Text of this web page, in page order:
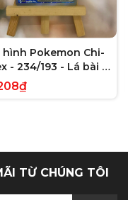
hình Pokemon Chi-
- 234/193 - Lá bài lẻ
Evolved Full Art
Rare tiếng Anh
TỪ CHÚNG TÔI